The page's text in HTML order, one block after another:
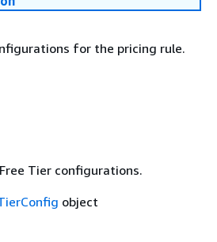
for the pricing rule.
Tier configurations.
object